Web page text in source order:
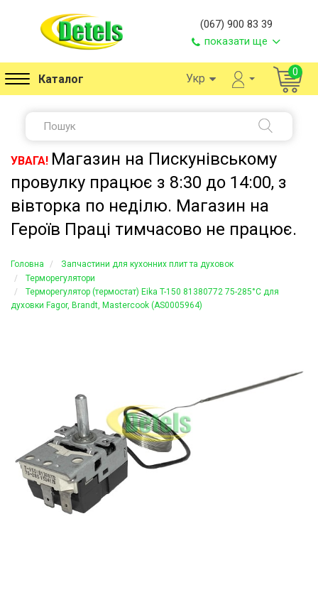
(067) 900 83 39
показати ще
Каталог Укр 0
УВАГА! Магазин на Пискунівському
провулку працює з 8:30 до 14:00, з
вівторка по неділю. Магазин на
Героїв Праці тимчасово не працює.
Головна
Запчастини для кухонних плит та духовок
Терморегулятори
Терморегулятор (термостат) Eika T-150 81380772 75-285°C для
духовки Fagor, Brandt, Mastercook (AS0005964)